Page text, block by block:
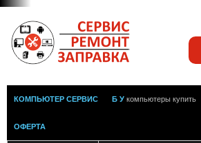
КОМПЬЮТЕР СЕРВИС Б У компьютеры купить
ОФЕРТА